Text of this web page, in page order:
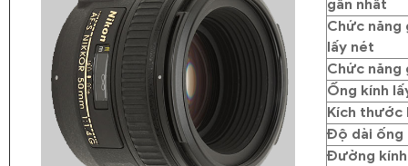
gần nhất
Chức năng
lấy nét
Chức năng
Ống kính
Kích thước
Độ dài ống
Đường